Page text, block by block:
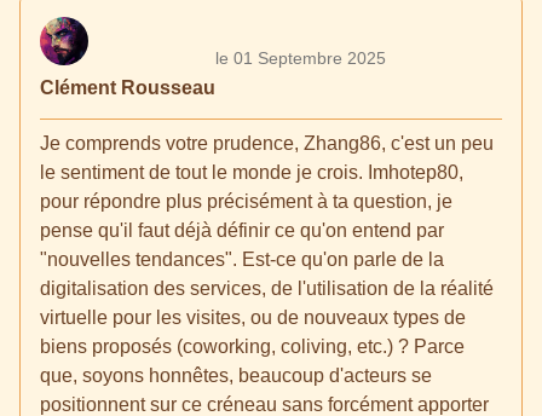
Clément Rousseau
le 01 Septembre 2025
Je comprends votre prudence, Zhang86, c'est un peu
le sentiment de tout le monde je crois. Imhotep80,
pour répondre plus précisément à ta question, je
pense qu'il faut déjà définir ce qu'on entend par
"nouvelles tendances". Est-ce qu'on parle de la
digitalisation des services, de l'utilisation de la réalité
virtuelle pour les visites, ou de nouveaux types de
biens proposés (coworking, coliving, etc.) ? Parce
que, soyons honnêtes, beaucoup d'acteurs se
positionnent sur ce créneau sans forcément apporter